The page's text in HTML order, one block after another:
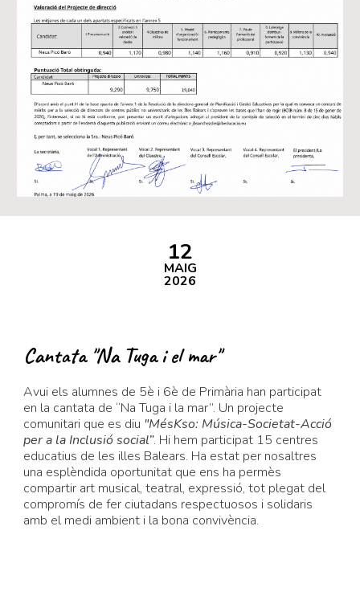
12
MAIG
2026
Cantata "Na Tuga i el mar"
Avui els alumnes de 5è i 6è de Primària han participat
en la cantata de “Na Tuga i la mar”. Un projecte
comunitari que es diu "MésKso: Música-Societat-Acció
per a la Inclusió social”. Hi hem participat 15 centres
educatius de les illes Balears. Ha estat per nosaltres
una esplèndida oportunitat que ens ha permès
compartir art musical, teatral, expressió, tot plegat del
compromís de fer ciutadans respectuosos i solidaris
amb el medi ambient i la bona convivència.